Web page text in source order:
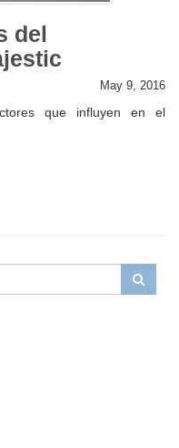
del
May 9, 2016
que influyen en el